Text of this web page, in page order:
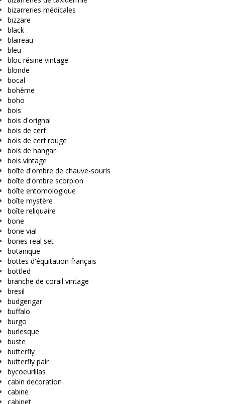
bizarreries médicales
bizzare
black
blaireau
bleu
bloc résine vintage
blonde
bocal
bohême
boho
bois
bois d'orignal
bois de cerf
bois de cerf rouge
bois de hangar
bois vintage
boîte d'ombre de chauve-souris
boîte d'ombre scorpion
boîte entomologique
boîte mystère
boîte reliquaire
bone
bone vial
bones real set
botanique
bottes d'équitation français
bottled
branche de corail vintage
bresil
budgerigar
buffalo
burgo
burlesque
buste
butterfly
butterfly pair
bycoeurlilas
cabin decoration
cabine
cabinet